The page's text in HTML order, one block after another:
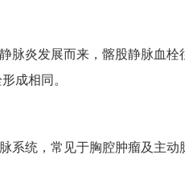
脉炎发展而来，髂股静脉血
成相同。
系统，常见于胸腔肿瘤及主